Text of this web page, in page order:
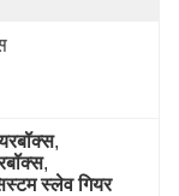
,
,
स्लेव गियर